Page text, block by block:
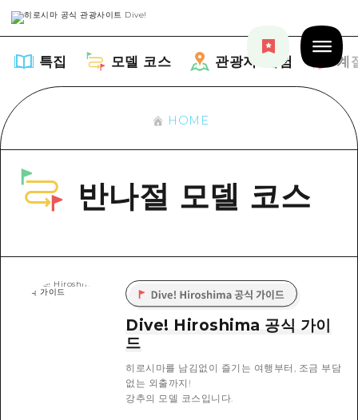
특집 모델 코스 관광지・체험 계
특집
추천
아트
이벤트/축제
음식/술
사이클링
Dive! Hiroshima 공식 가이드
Hiroshima Moshimo Travel
히로시마시 주변
아키(安芸)
히로시마시 주변
아키(安芸)
계절 정보
이벤트
HOME
반나절 모델 코스
Dive! Hiroshima 공식 가이
드
히로시마를 남김없이 즐기는 여행부터, 조금 부담
없는 외출까지!
강추의 모델 코스입니다.